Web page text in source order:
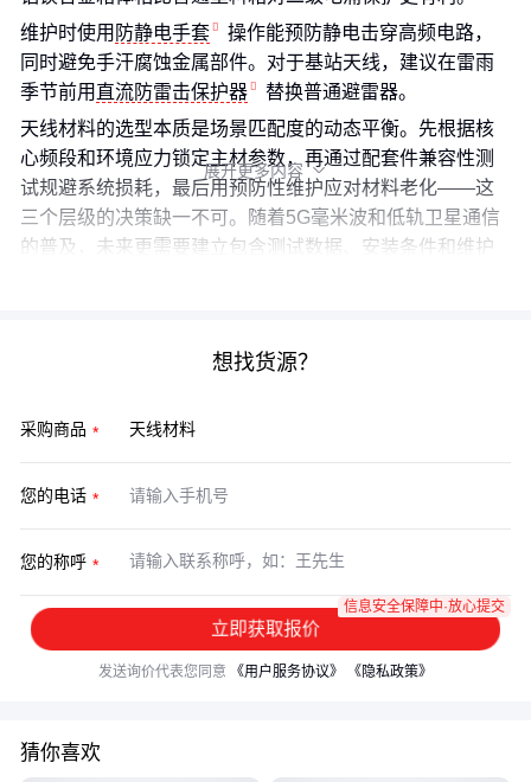
维护时使用 防静电手套
操作能预防静电击穿高频电路，
同时避免手汗腐蚀金属部件。对于基站天线，建议在雷雨
季节前用 直流防雷击保护器
替换普通避雷器。
天线材料的选型本质是场景匹配度的动态平衡。先根据核
心频段和环境应力锁定主材参数，再通过配套件兼容性测
试规避系统损耗，最后用预防性维护应对材料老化——这
三个层级的决策缺一不可。随着5G毫米波和低轨卫星通信
的普及，未来更需要建立包含测试数据、安装条件和维护
展开更多内容 
想找货源？
采购商品
您的电话
您的称呼
立即获取报价
信息安全保障中·放心提交
发送询价代表您同意 《用户服务协议》 《隐私政策》
猜你喜欢